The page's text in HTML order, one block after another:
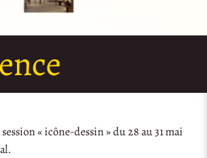
« icône-dessin » du 28 au 31 mai